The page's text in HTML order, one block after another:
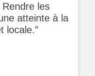
Rendre les
atteinte à la
locale.”